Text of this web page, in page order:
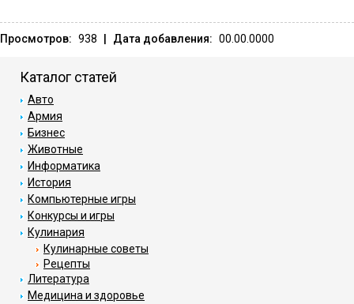
Просмотров: 938 Дата добавления: 00.00.0000
Каталог статей
Авто
Армия
Бизнес
Животные
Информатика
История
Компьютерные игры
Конкурсы и игры
Кулинария
Кулинарные советы
Рецепты
Литература
Медицина и здоровье